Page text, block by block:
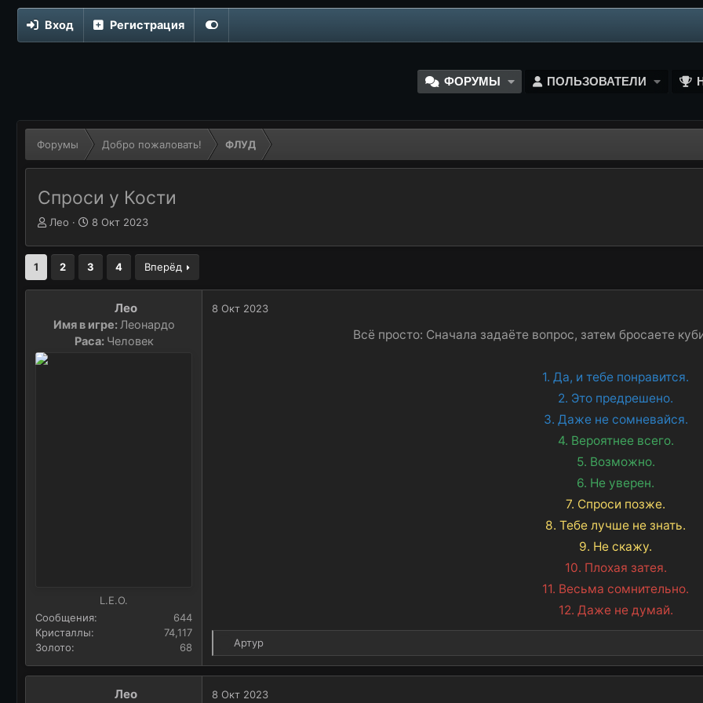
Вход Регистрация
ФОРУМЫ ПОЛЬЗОВАТЕЛИ
Форумы Добро пожаловать! ФЛУД
Спроси у Кости
Автор темы
А
м
Лео Дата начала
Д
а
а
л
8 Окт 2023
1 2 3 4 Вперёд
Лео
Имя в игре:Леонардо
Раса: Человек
L.E.O.
Сообщения
644
Кристаллы
74,117
Золото
68
8 Окт 2023
Всё просто: Сначала задаёте вопрос, затем бросаете
1. Да, и тебе понравится.
2. Это предрешено.
3. Даже не сомневайся.
4. Вероятнее всего.
5. Возможно.
6. Не уверен.
7. Спроси позже.
8. Тебе лучше не знать.
9. Не скажу.
10. Плохая затея.
11. Весьма сомнительно.
12. Даже не думай.
Р
е
Артур
Лео 8 Окт 2023